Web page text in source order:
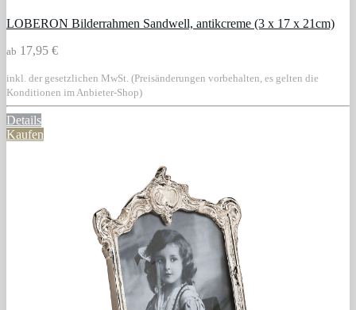
LOBERON Bilderrahmen Sandwell, antikcreme (3 x 17 x 21cm)
ab 17,95 €
inkl. der gesetzlichen MwSt. (Preisänderungen vorbehalten, es gelten die
Konditionen im Anbieter-Shop)
Details
Kaufen